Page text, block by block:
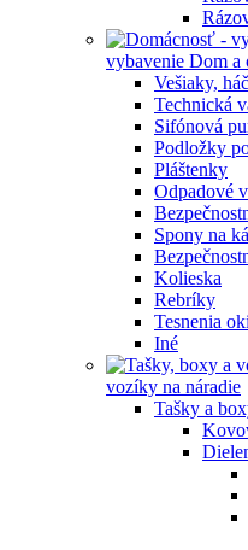
vybavenie Dom a
Vešiaky,
Technická
Sifónová
Podložky
Pláštenky
Odpadové
Spony na
Kolieska
Rebríky
Tesnenia
Iné
vozíky na náradie
Tašky a